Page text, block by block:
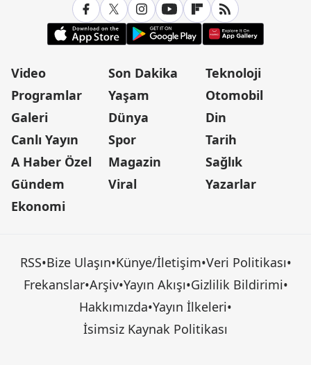
Video
Programlar
Galeri
Canlı Yayın
A Haber Özel
Gündem
Ekonomi
Son Dakika
Yaşam
Dünya
Spor
Magazin
Viral
Teknoloji
Otomobil
Din
Tarih
Sağlık
Yazarlar
RSS•Bize Ulaşın•Künye/İletişim•Veri Politikası•
Frekanslar•Arşiv•Yayın Akışı•Gizlilik Bildirimi•
Hakkımızda•Yayın İlkeleri•
İsimsiz Kaynak Politikası